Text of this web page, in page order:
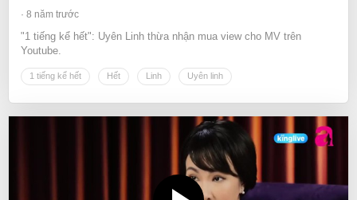
8 năm trước
"1 tiếng kể hết": Uyên Linh thừa nhận mua view cho MV trên
Youtube.
1 tiếng kể hết Hết Linh Uyên linh